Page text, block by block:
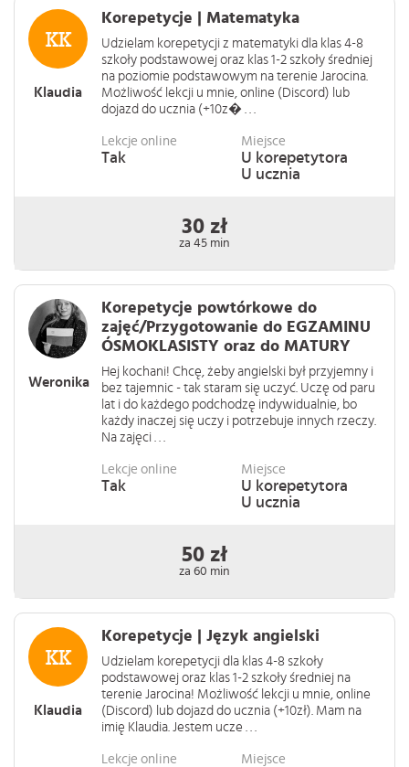
Klaudia
Korepetycje | Matematyka
Udzielam korepetycji z matematyki dla klas 4-8
szkoły podstawowej oraz klas 1-2 szkoły średniej
na poziomie podstawowym na terenie Jarocina.
Możliwość lekcji u mnie, online (Discord) lub
dojazd do ucznia (+10z� . . .
Lekcje online
Tak
Miejsce
U korepetytora
U ucznia
30 zł
za 45 min
Weronika
Korepetycje powtórkowe do
zajęć/Przygotowanie do EGZAMINU
ÓSMOKLASISTY oraz do MATURY
Hej kochani! Chcę, żeby angielski był przyjemny i
bez tajemnic - tak staram się uczyć. Uczę od paru
lat i do każdego podchodzę indywidualnie, bo
każdy inaczej się uczy i potrzebuje innych rzeczy.
Na zajęci . . .
Lekcje online
Tak
Miejsce
U korepetytora
U ucznia
50 zł
za 60 min
Klaudia
Korepetycje | Język angielski
Udzielam korepetycji dla klas 4-8 szkoły
podstawowej oraz klas 1-2 szkoły średniej na
terenie Jarocina! Możliwość lekcji u mnie, online
(Discord) lub dojazd do ucznia (+10zł). Mam na
imię Klaudia. Jestem ucze . . .
Lekcje online Miejsce